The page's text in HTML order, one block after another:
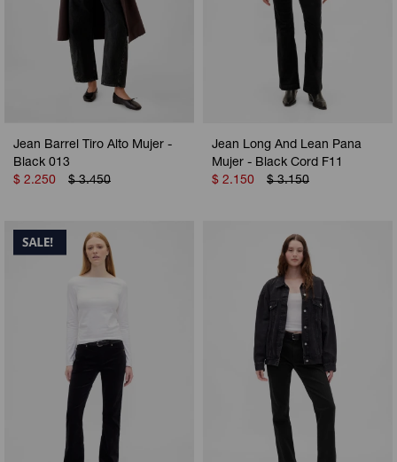
Jean Barrel Tiro Alto Mujer -
Black 013
$ 2.250 $ 3.450
Jean Long And Lean Pana
Mujer - Black Cord F11
$ 2.150 $ 3.150